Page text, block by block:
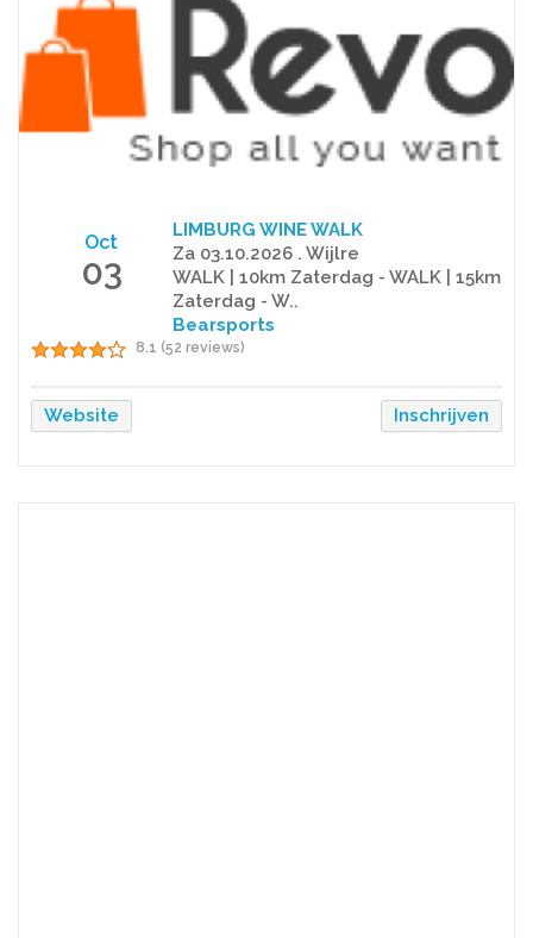
Oct
03
LIMBURG WINE WALK
Za 03.10.2026 . Wijlre
WALK | 10km Zaterdag - WALK | 15km
Zaterdag - W..
Bearsports
8.1 (52 reviews)
Website Inschrijven